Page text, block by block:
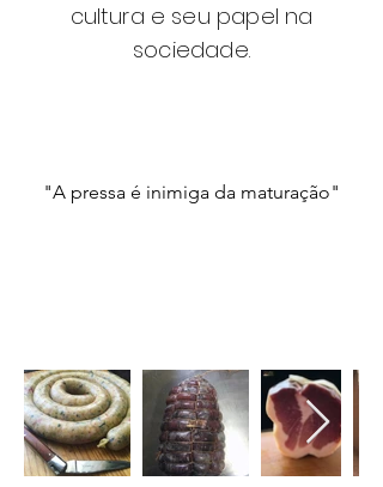
cultura e seu papel na
sociedade.
"A pressa é inimiga da maturação"